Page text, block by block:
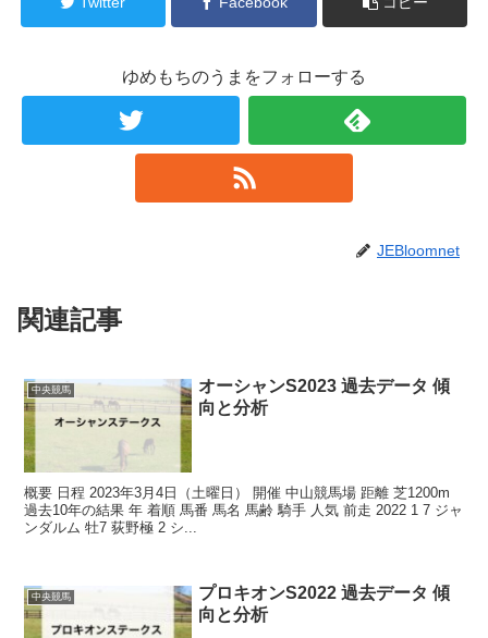
ゆめもちのうまをフォローする
JEBloomnet
関連記事
中央競馬
オーシャンS2023 過去データ 傾
向と分析
概要 日程 2023年3月4日（土曜日） 開催 中山競馬場 距離 芝1200m
過去10年の結果 年 着順 馬番 馬名 馬齢 騎手 人気 前走 2022 1 7 ジャ
ンダルム 牡7 荻野極 2 シ...
中央競馬
プロキオンS2022 過去データ 傾
向と分析